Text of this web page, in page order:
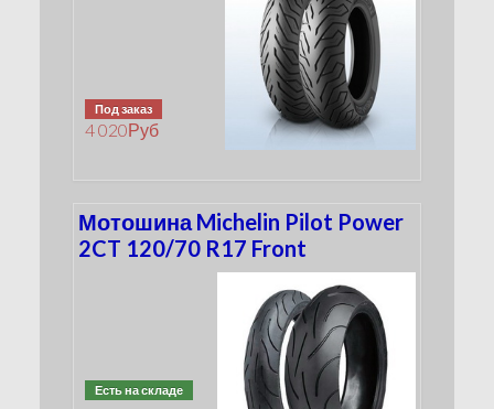
Под заказ
4 020Руб
Мотошина Michelin Pilot Power
2CT 120/70 R17 Front
Есть на складе